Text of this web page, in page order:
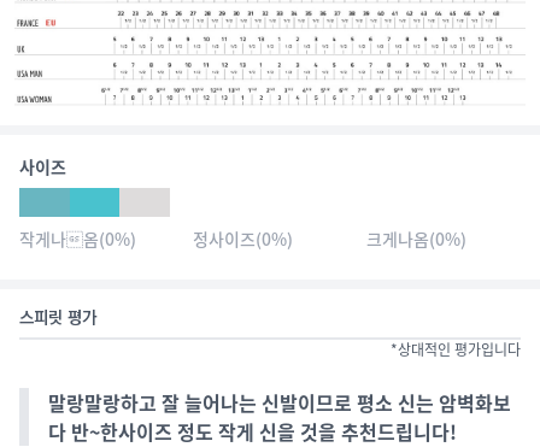
사이즈
작게나옴(0%) 정사이즈(0%) 크게나옴(0%)
스피릿 평가
*상대적인 평가입니다
말랑말랑하고 잘 늘어나는 신발이므로 평소 신는 암벽화보
다 반~한사이즈 정도 작게 신을 것을 추천드립니다!